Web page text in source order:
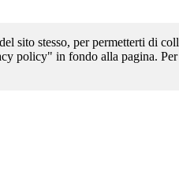
sito stesso, per permetterti di
policy" in fondo alla pagina.